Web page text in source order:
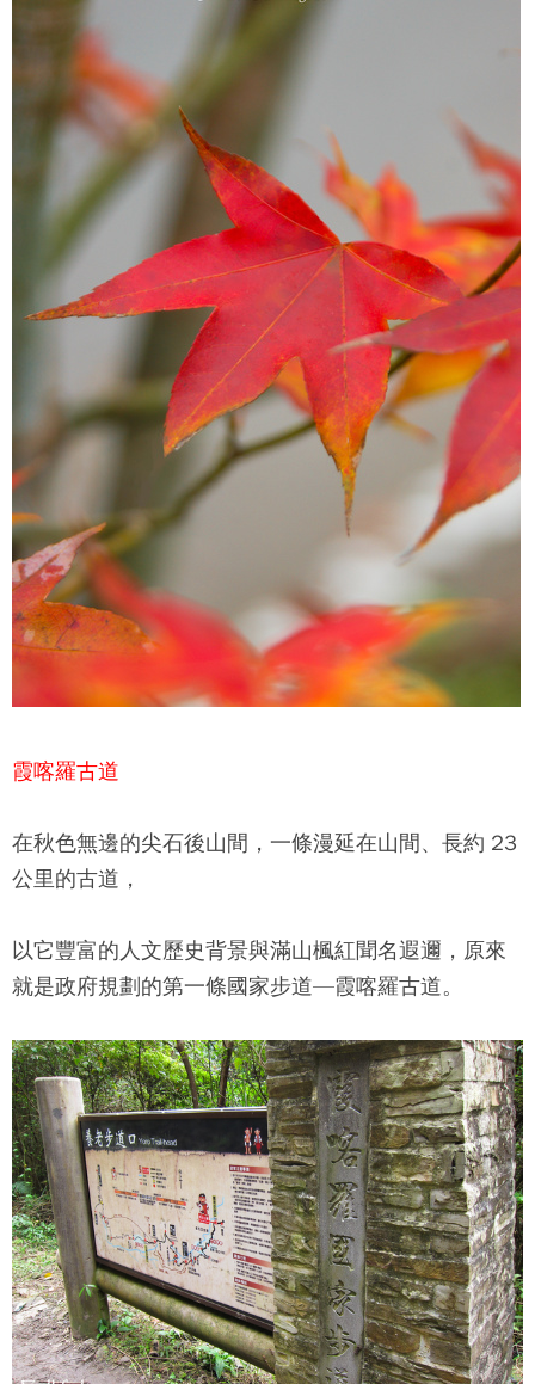
霞喀羅古道
在秋色無邊的尖石後山間，一條漫延在山間、長約 23
公里的古道，
以它豐富的人文歷史背景與滿山楓紅聞名遐邇，原來
就是政府規劃的第一條國家步道—霞喀羅古道。